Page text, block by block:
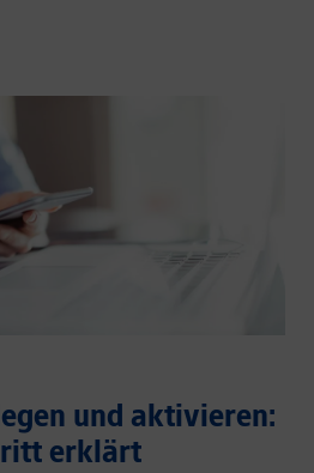
und aktivieren:
erklärt